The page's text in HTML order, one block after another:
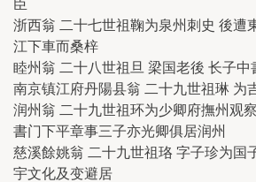
臣
浙西翁 二十七世祖鞠为泉州刺史 後遭
江下車而桑梓
睦州翁 二十八世祖旦 梁国老後 长子中
南京镇江府丹陽县翁 二十九世祖琳 为
润州翁 二十九世祖环为少卿府撫州观
書门下平章事三子亦光卿俱居润州
慈溪餘姚翁 二十九世祖珞 字子珍为国
宇文化及变避居